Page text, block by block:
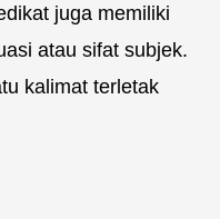
juga memiliki
atau sifat subjek.
kalimat terletak